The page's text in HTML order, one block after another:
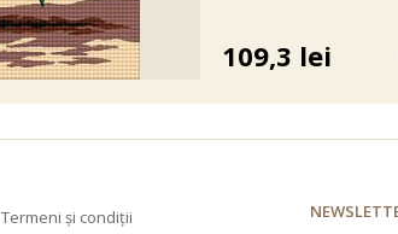
109,3 lei
Termeni și condiții